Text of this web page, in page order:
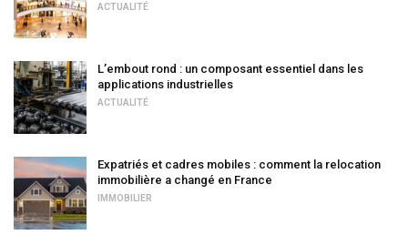
ACTUALITÉ
L’embout rond : un composant essentiel dans les
applications industrielles
ACTUALITÉ
Expatriés et cadres mobiles : comment la relocation
immobilière a changé en France
IMMOBILIER